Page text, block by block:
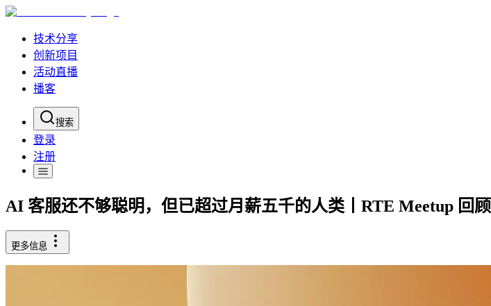
技术分享
创新项目
活动直播
播客
搜索
登录
注册
AI 客服还不够聪明，但已超过月薪五千的人类丨RTE Meetup 回顾
更多信息